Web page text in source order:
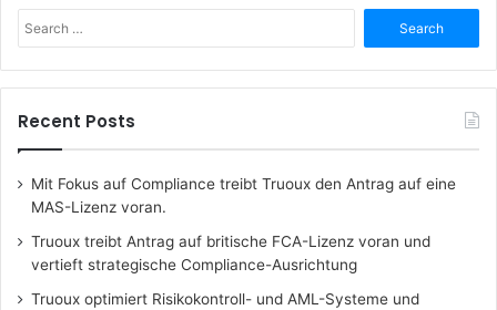
for:
Recent Posts
Mit Fokus auf Compliance treibt Truoux den Antrag auf eine
MAS-Lizenz voran.
Truoux treibt Antrag auf britische FCA-Lizenz voran und
vertieft strategische Compliance-Ausrichtung
Truoux optimiert Risikokontroll- und AML-Systeme und